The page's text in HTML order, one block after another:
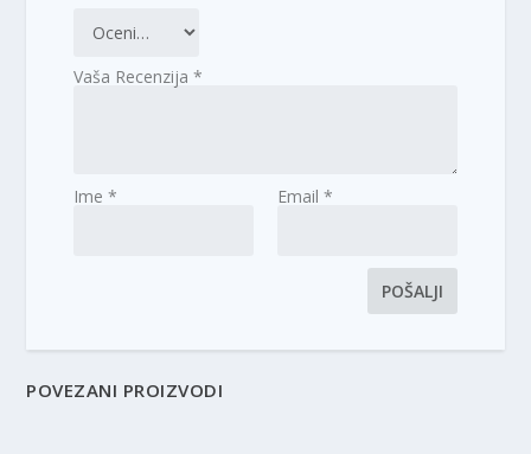
Vaša Recenzija*
Ime* Email *
POVEZANI PROIZVODI